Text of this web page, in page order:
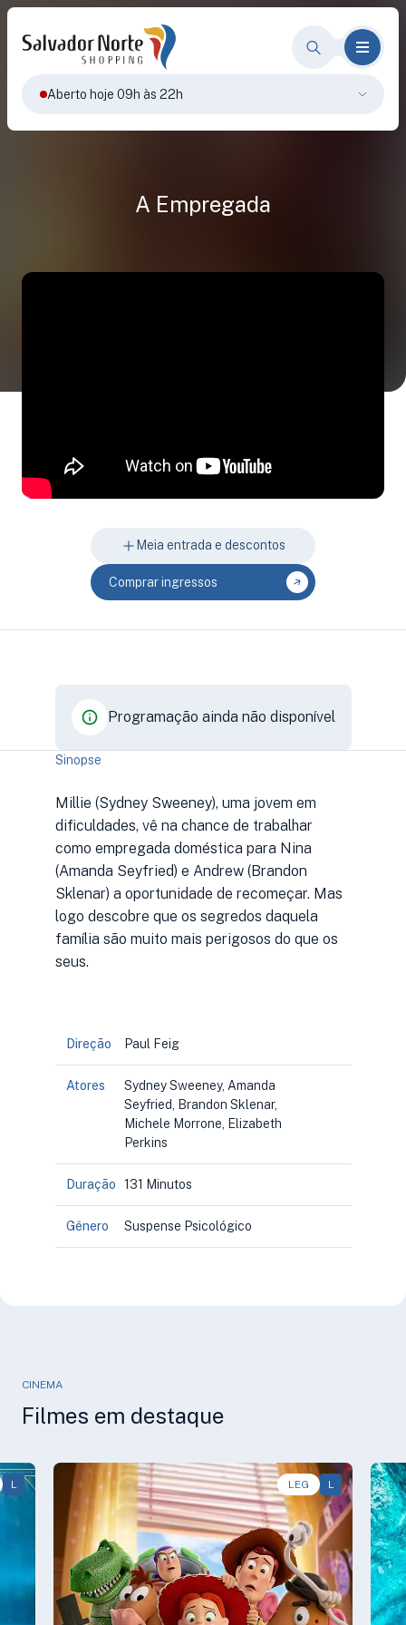
Aberto hoje 09h às 22h
A Empregada
Meia entrada e descontos
Comprar ingressos
Programação ainda não disponível
Sinopse
Millie (Sydney Sweeney), uma jovem em
dificuldades, vê na chance de trabalhar
como empregada doméstica para Nina
(Amanda Seyfried) e Andrew (Brandon
Sklenar) a oportunidade de recomeçar. Mas
logo descobre que os segredos daquela
família são muito mais perigosos do que os
seus.
Direção Paul Feig
Atores
Sydney Sweeney, Amanda
Seyfried, Brandon Sklenar,
Michele Morrone, Elizabeth
Perkins
Duração 131 Minutos
Gênero Suspense Psicológico
CINEMA
Filmes em destaque
L LEG L
Animação, Aventura, Comédia • • 1h40